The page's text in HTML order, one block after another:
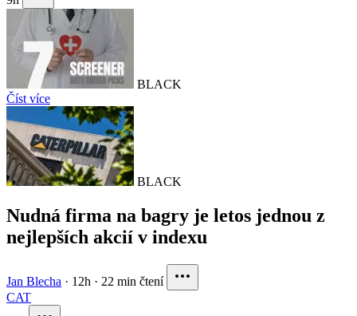
BLACK
Číst více
BLACK
Nudná firma na bagry je letos jednou z
nejlepších akcií v indexu
Jan Blecha · 12h · 22 min čtení
CAT